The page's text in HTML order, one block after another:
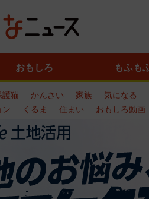
おもしろ もふも
護猫 かんさい 家族 気になる
ン
くるま 住まい おもしろ動画